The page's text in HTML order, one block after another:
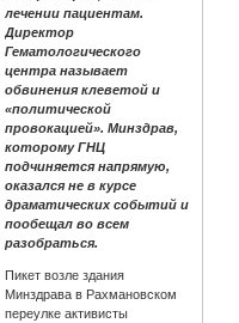
лечении пациентам.
Директор
Гематологического
центра называет
обвинения клеветой и
«политической
провокацией». Минздрав,
которому ГНЦ
подчиняется напрямую,
оказался не в курсе
драматических событий и
пообещал во всем
разобраться.
Пикет возле здания
Минздрава в Рахмановском
переулке активисты